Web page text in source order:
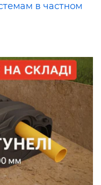
в частном